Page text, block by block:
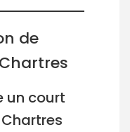
de
un court